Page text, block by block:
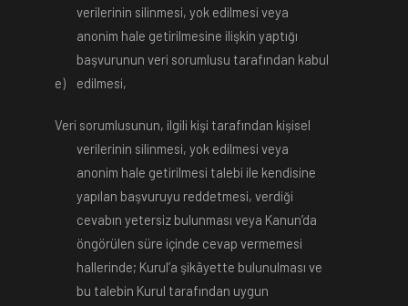
e)
verilerinin silinmesi, yok edilmesi veya
anonim hale getirilmesine ilişkin yaptığı
başvurunun veri sorumlusu tarafından kabul
edilmesi,
Veri sorumlusunun, ilgili kişi tarafından kişisel
verilerinin silinmesi, yok edilmesi veya
anonim hale getirilmesi talebi ile kendisine
yapılan başvuruyu reddetmesi, verdiği
cevabın yetersiz bulunması veya Kanun’da
öngörülen süre içinde cevap vermemesi
hallerinde; Kurul’a şikâyette bulunulması ve
bu talebin Kurul tarafından uygun